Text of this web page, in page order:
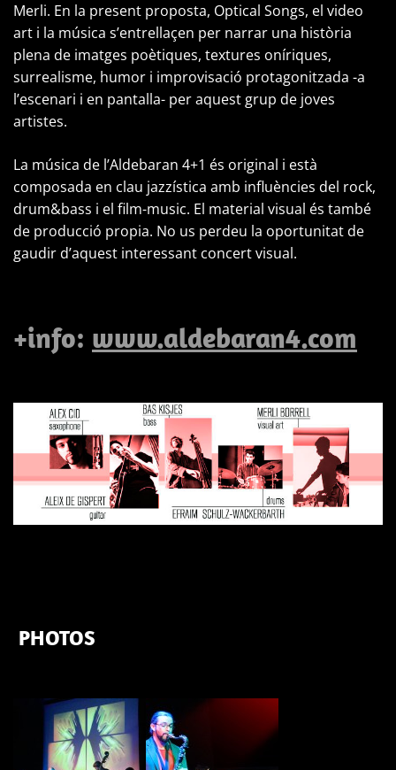
Merli. En la present proposta, Optical Songs, el video
art i la música s’entrellaçen per narrar una història
plena de imatges poètiques, textures oníriques,
surrealisme, humor i improvisació protagonitzada -a
l’escenari i en pantalla- per aquest grup de joves
artistes.
La música de l’Aldebaran 4+1 és original i està
composada en clau jazzística amb influències del rock,
drum&bass i el film-music. El material visual és també
de producció propia. No us perdeu la oportunitat de
gaudir d’aquest interessant concert visual.
+info: www.aldebaran4.com
PHOTOS